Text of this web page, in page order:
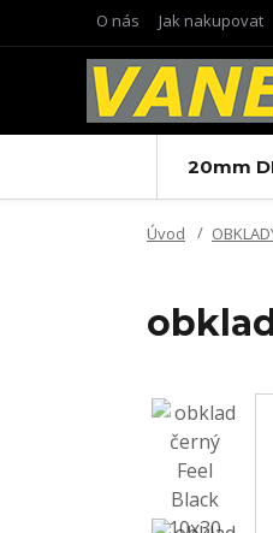
O nás Jak nakupovat
20mm
Úvod